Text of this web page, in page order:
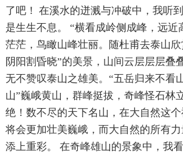
了吧！ 在溪水的迸溅与冲破中，我听
是生生不息。 “横看成岭侧成峰，远近
茫茫，鸟瞰山峰壮丽。随杜甫去泰山欣
阴阳割昏晓”的美景，山间云层层层叠
无不赞叹泰山之雄美。“五岳归来不看
山”巍峨黄山，群峰挺拔，奇峰怪石林
绝！数不尽的天下名山，在大自然这
将会更加壮美巍峨，而大自然的所有
添上重彩。 在奇峰雄山的景象中，我